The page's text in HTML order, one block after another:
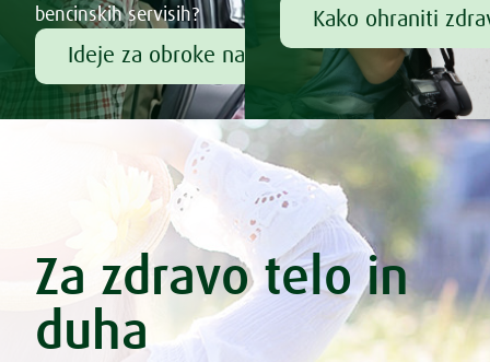
bencinskih servisih?
Ideje za obroke na poti
Kako ohraniti
Za zdravo telo in
duha